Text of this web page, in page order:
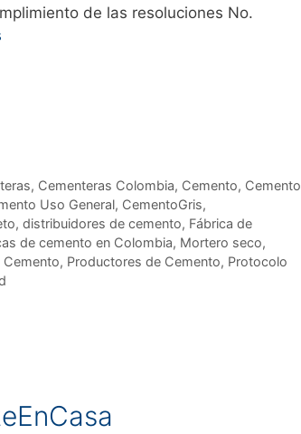
de las resoluciones No.
, Cementeras Colombia, Cemento, Cemento
Uso General, CementoGris,
, distribuidores de cemento, Fábrica de
de cemento en Colombia, Mortero seco,
Cemento, Productores de Cemento, Protocolo